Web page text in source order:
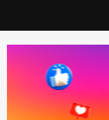
al
contenido